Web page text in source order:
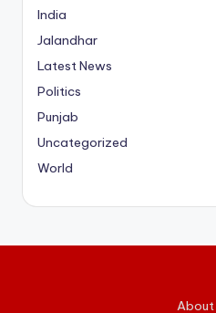
India
Jalandhar
Latest News
Politics
Punjab
Uncategorized
World
About